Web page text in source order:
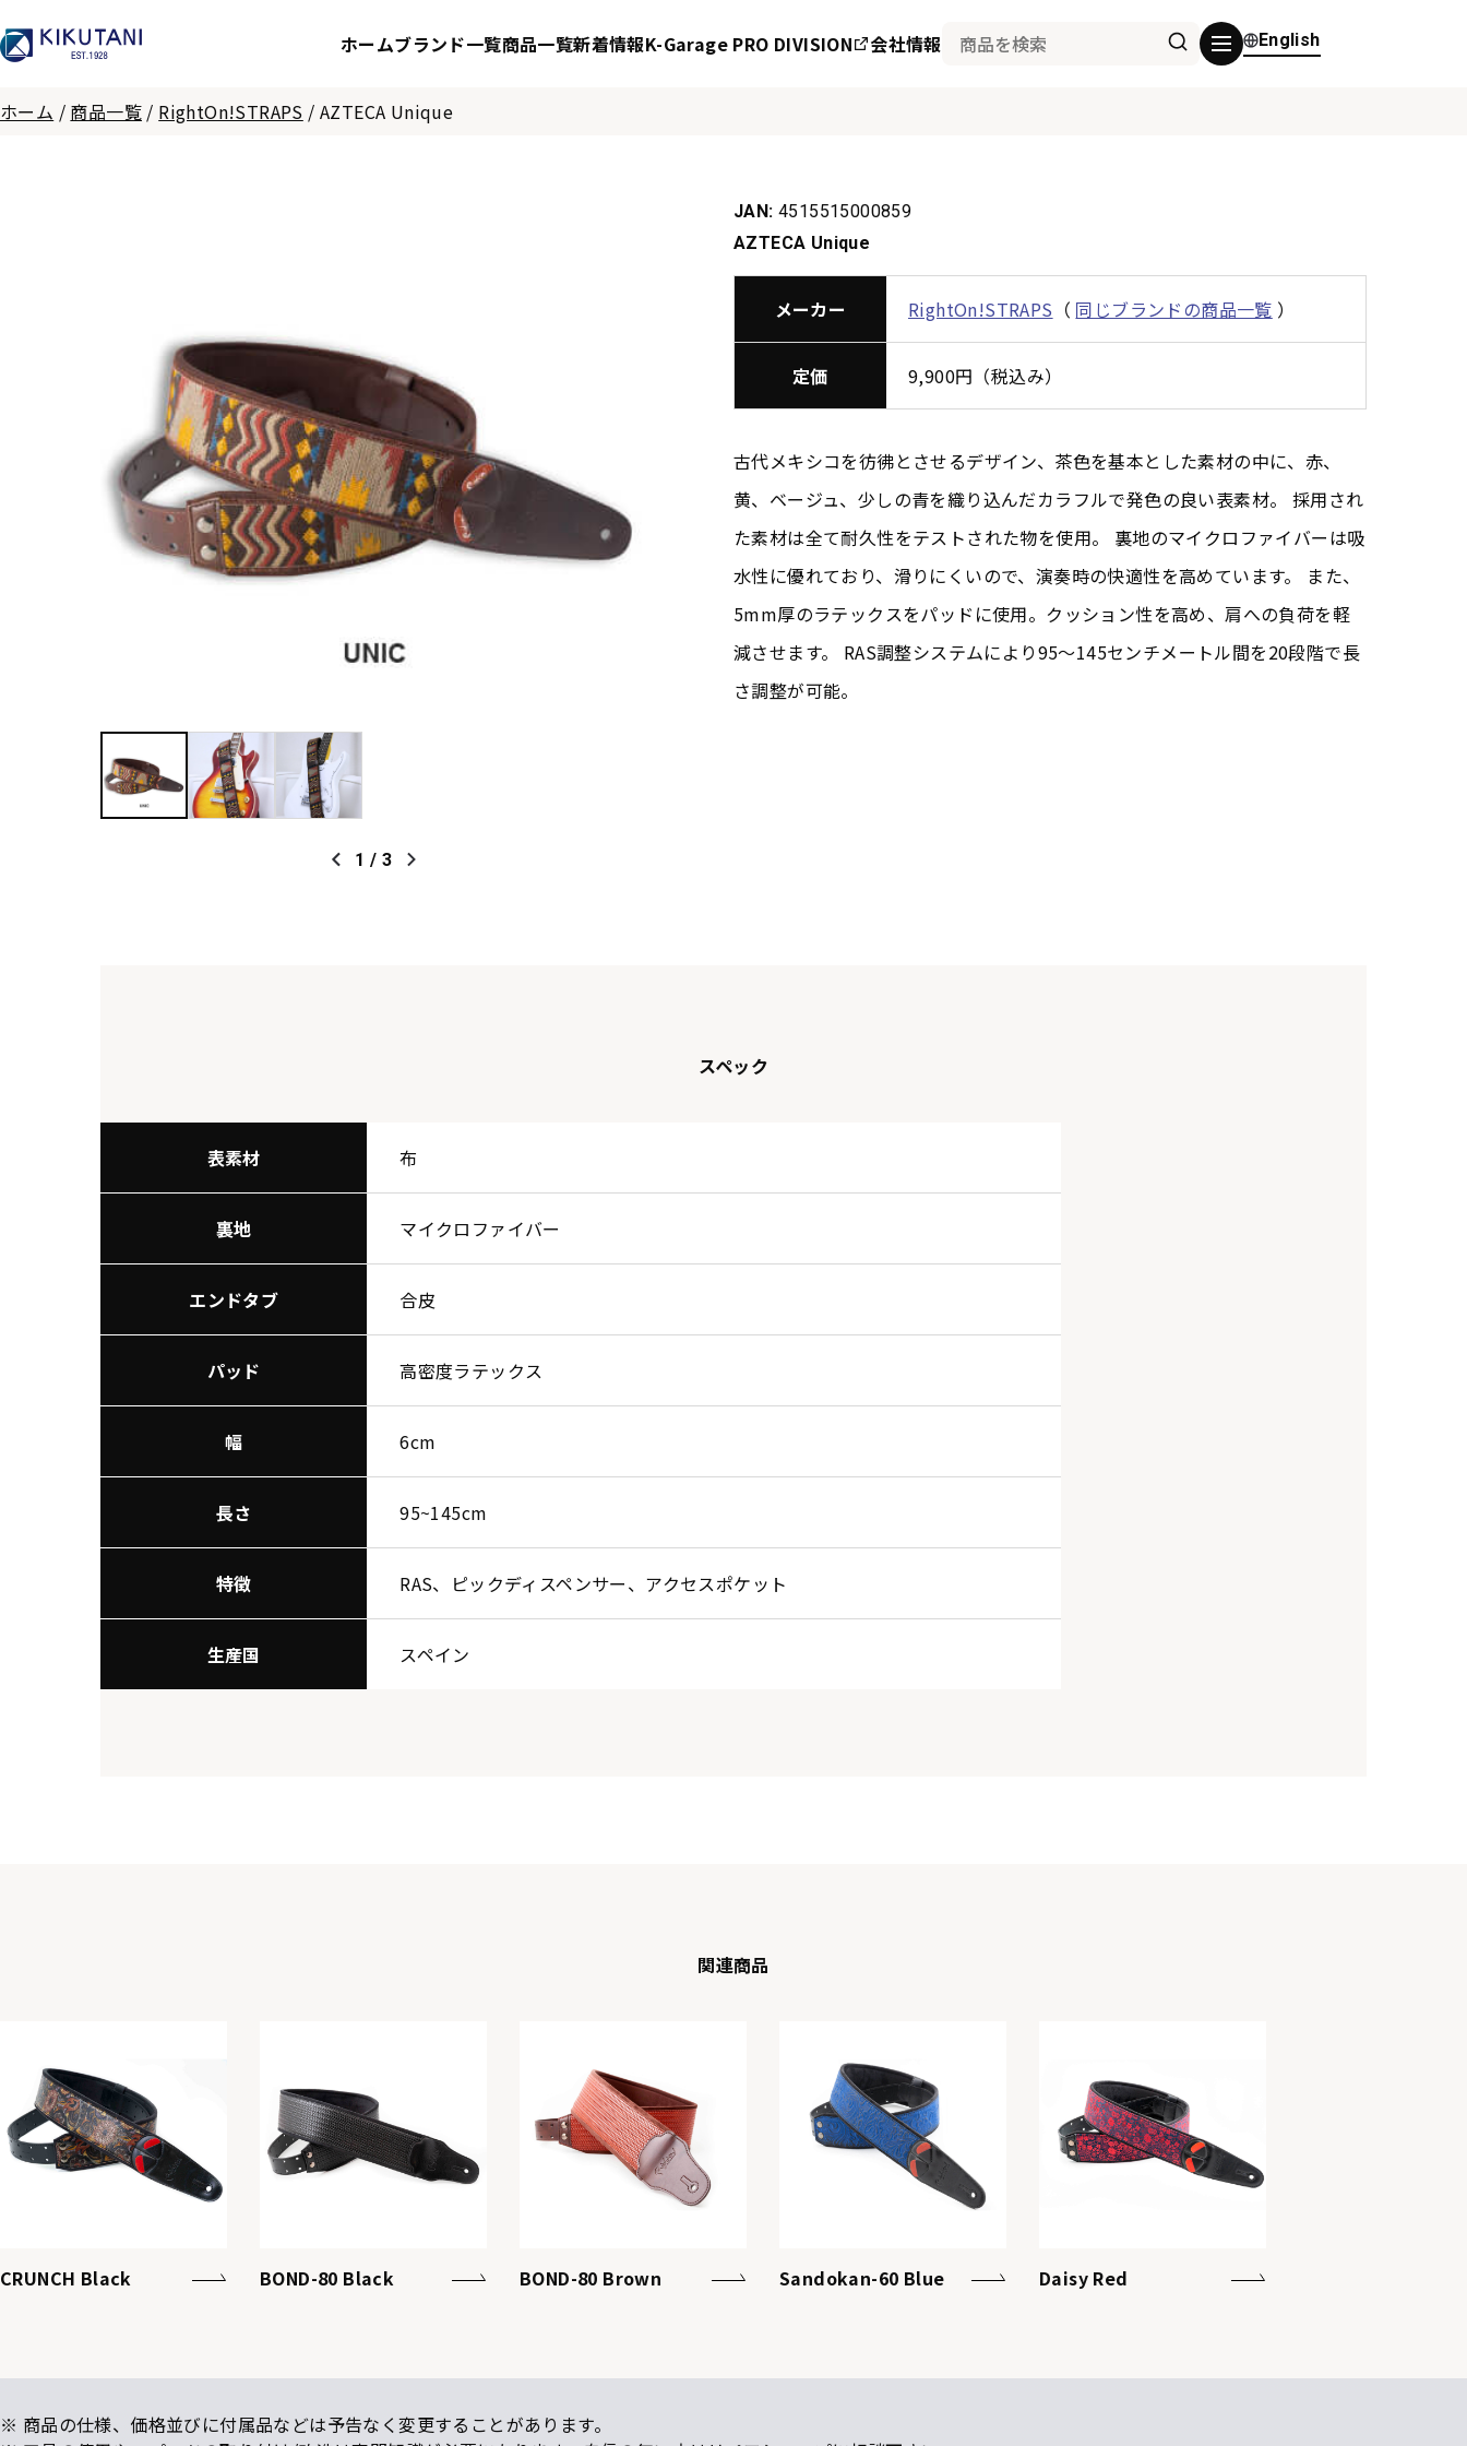
ホームブランド一覧商品一覧新着情報K-Garage PRO DIVISION 会社情報 English
ホーム / 商品一覧 / RightOn!STRAPS /AZTECA Unique
1 / 3
JAN: 4515515000859
AZTECA Unique
メーカー RightOn!STRAPS （ 同じブランドの商品一覧 ）
定価 9,900円（税込み）
古代メキシコを彷彿とさせるデザイン、茶色を基本とした素材の中に、赤、
黄、ベージュ、少しの青を織り込んだカラフルで発色の良い表素材。 採用され
た素材は全て耐久性をテストされた物を使用。 裏地のマイクロファイバーは吸
水性に優れており、滑りにくいので、演奏時の快適性を高めています。 また、
5mm厚のラテックスをパッドに使用。クッション性を高め、肩への負荷を軽
減させます。 RAS調整システムにより95～145センチメートル間を20段階で長
さ調整が可能。
スペック
表素材 布
裏地 マイクロファイバー
エンドタブ 合皮
パッド 高密度ラテックス
幅 6cm
長さ 95~145cm
特徴 RAS、ピックディスペンサー、アクセスポケット
生産国 スペイン
関連商品
CRUNCH Black BOND-80 Black BOND-80 Brown Sandokan-60 Blue Daisy Red
※ 商品の仕様、価格並びに付属品などは予告なく変更することがあります。